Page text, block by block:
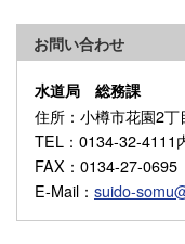
お問い合わせ
水道局 総務課
住所 ：小樽市花園2
TEL ：0134-32-4111
FAX ：0134-27-0695
E-Mail ： suido-